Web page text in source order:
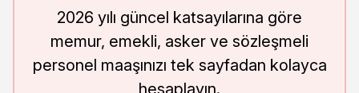
2026 yılı güncel katsayılarına göre
memur, emekli, asker ve sözleşmeli
personel maaşınızı tek sayfadan kolayca
hesaplayın.